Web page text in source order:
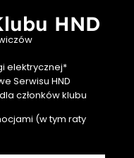
HND
elektrycznej*
Serwisu HND
członków klubu
(w tym raty